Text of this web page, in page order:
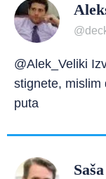
@Alek_Veliki
stignete, mislim
puta